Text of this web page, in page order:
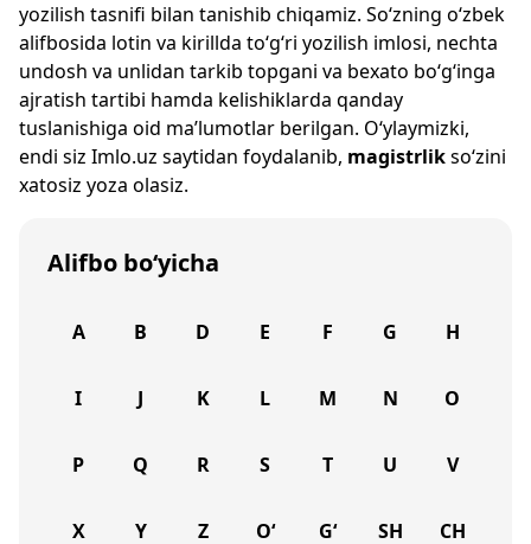
yozilish tasnifi bilan tanishib chiqamiz. So‘zning o‘zbek
alifbosida lotin va kirillda to‘g‘ri yozilish imlosi, nechta
undosh va unlidan tarkib topgani va bexato bo‘g‘inga
ajratish tartibi hamda kelishiklarda qanday
tuslanishiga oid ma’lumotlar berilgan. O‘ylaymizki,
endi siz Imlo.uz saytidan foydalanib, magistrlikso‘zini
xatosiz yoza olasiz.
Alifbo bo‘yicha
A B D E F G H
I J K L M N O
P Q R S T U V
X Y Z O‘ G‘ SH CH